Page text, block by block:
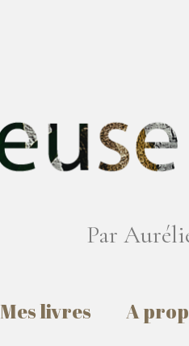
Par
Mes livres A